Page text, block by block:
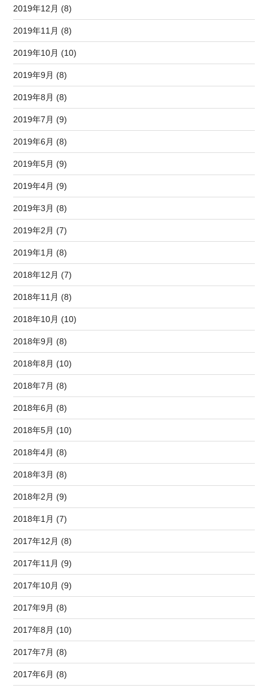
2019年12月 (8)
2019年11月 (8)
2019年10月 (10)
2019年9月 (8)
2019年8月 (8)
2019年7月 (9)
2019年6月 (8)
2019年5月 (9)
2019年4月 (9)
2019年3月 (8)
2019年2月 (7)
2019年1月 (8)
2018年12月 (7)
2018年11月 (8)
2018年10月 (10)
2018年9月 (8)
2018年8月 (10)
2018年7月 (8)
2018年6月 (8)
2018年5月 (10)
2018年4月 (8)
2018年3月 (8)
2018年2月 (9)
2018年1月 (7)
2017年12月 (8)
2017年11月 (9)
2017年10月 (9)
2017年9月 (8)
2017年8月 (10)
2017年7月 (8)
2017年6月 (8)